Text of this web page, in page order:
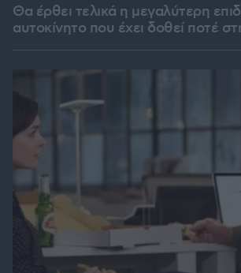
Θα έρθει τελικά η μεγαλύτερη
αυτοκίνητο που έχει δοθεί ποτέ